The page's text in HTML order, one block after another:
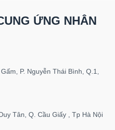
ỨNG NHÂN
P. Nguyễn Thái Bình, Q.1,
Tân, Q. Cầu Giấy , Tp Hà Nội